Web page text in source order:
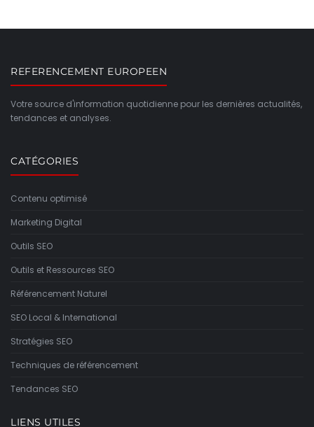
REFERENCEMENT EUROPEEN
Votre source d'information quotidienne pour les dernières actualités,
tendances et analyses.
CATÉGORIES
Contenu optimisé
Marketing Digital
Outils SEO
Outils et Ressources SEO
Référencement Naturel
SEO Local & International
Stratégies SEO
Techniques de référencement
Tendances SEO
LIENS UTILES